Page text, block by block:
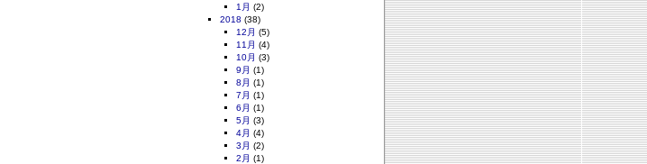
1月 (2)
2018 (38)
12月 (5)
11月 (4)
10月 (3)
9月 (1)
8月 (1)
7月 (1)
6月 (1)
5月 (3)
4月 (4)
3月 (2)
2月 (1)